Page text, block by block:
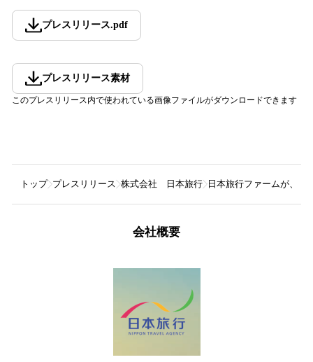
プレスリリース.pdf
プレスリリース素材
このプレスリリース内で使われている画像ファイルがダウンロードできます
トップ プレスリリース 株式会社 日本旅行 日本旅行ファームが、こ
会社概要